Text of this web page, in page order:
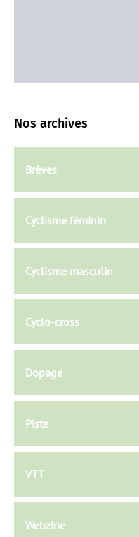
Nos archives
Brèves
Cyclisme féminin
Cyclisme masculin
Cyclo-cross
Dopage
Piste
VTT
Webzine